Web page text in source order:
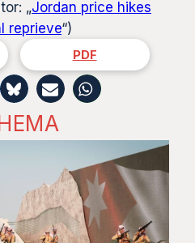
„Jordan price hikes
reprieve“)
PDF